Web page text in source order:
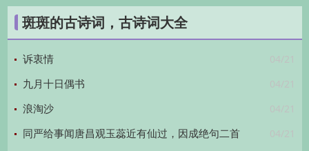
代古诗词/金朝古诗词/元代古诗词/明代古诗词
/清代古诗词/近现代古诗词
鉴赏/古诗下一句/古诗上一句/
斑斑的古诗词，古诗词大全
04/21
诉衷情
04/21
九月十日偶书
04/21
浪淘沙
04/21
同严给事闻唐昌观玉蕊近有仙过，因成绝句二首